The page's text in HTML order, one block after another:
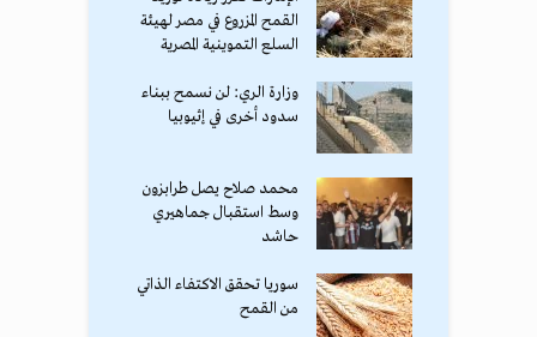
القمح المزروع في مصر لهيئة
السلع التموينية المصرية
وزارة الري: لن نسمح ببناء
سدود أخرى في إثيوبيا
محمد صلاح يصل طرابزون
وسط استقبال جماهيري
حاشد
سوريا تحقق الاكتفاء الذاتي
من القمح